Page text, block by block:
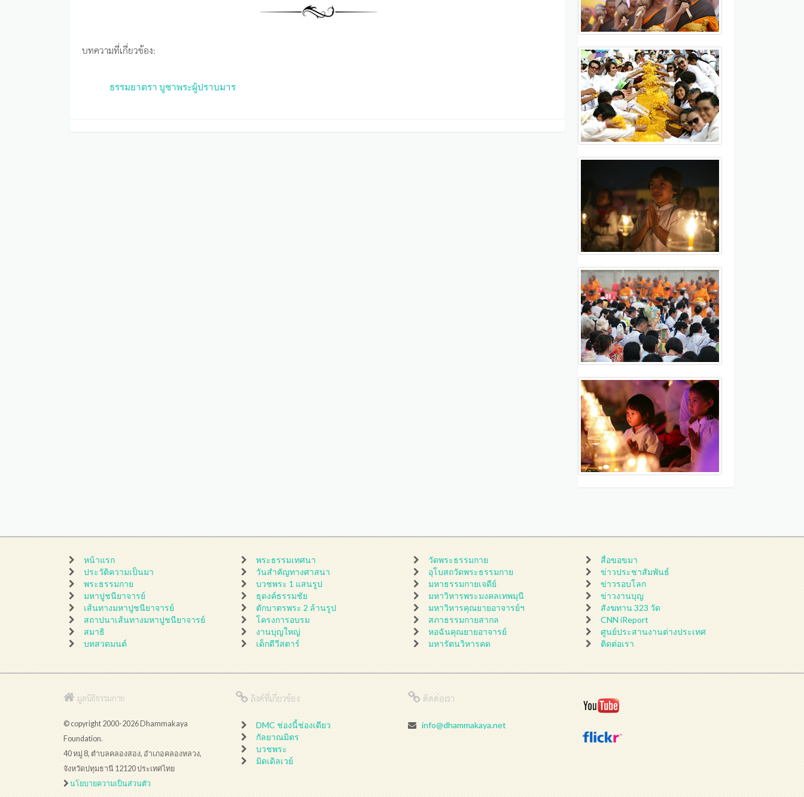
บทความที่เกี่ยวข้อง:
ธรรมยาตรา บูชาพระผู้ปราบมาร
หน้าแรก
ประวัติความเป็นมา
พระธรรมกาย
มหาปูชนียาจารย์
เส้นทางมหาปูชนียาจารย์
สถาปนาเส้นทางมหาปูชนียาจารย์
สมาธิ
บทสวดมนต์
พระธรรมเทศนา
วันสำคัญทางศาสนา
บวชพระ 1 แสนรูป
ธุดงค์ธรรมชัย
ตักบาตรพระ 2 ล้านรูป
โครงการอบรม
งานบุญใหญ่
เด็กดีวีสตาร์
วัดพระธรรมกาย
อุโบสถวัดพระธรรมกาย
มหาธรรมกายเจดีย์
มหาวิหารพระมงคลเทพมุนี
มหาวิหารคุณยายอาจารย์ฯ
สภาธรรมกายสากล
หอฉันคุณยายอาจารย์
มหารัตนวิหารคด
สื่อขอขมา
ข่าวประชาสัมพันธ์
ข่าวรอบโลก
ข่าวงานบุญ
สังฆทาน 323 วัด
CNN iReport
ศูนย์ประสานงานต่างประเทศ
ติดต่อเรา
มูลนิธิธรรมกาย
© copyright 2000-2026 Dhammakaya
Foundation.
40 หมู่ 8, ตำบลคลองสอง, อำเภอคลองหลวง,
จังหวัดปทุมธานี 12120 ประเทศไทย
นโยบายความเป็นส่วนตัว
ลิงค์ที่เกี่ยวข้อง
DMC ช่องนี้ช่องเดียว
กัลยาณมิตร
บวชพระ
มิดเดิลเวย์
ติดต่อเรา
info@dhammakaya.net